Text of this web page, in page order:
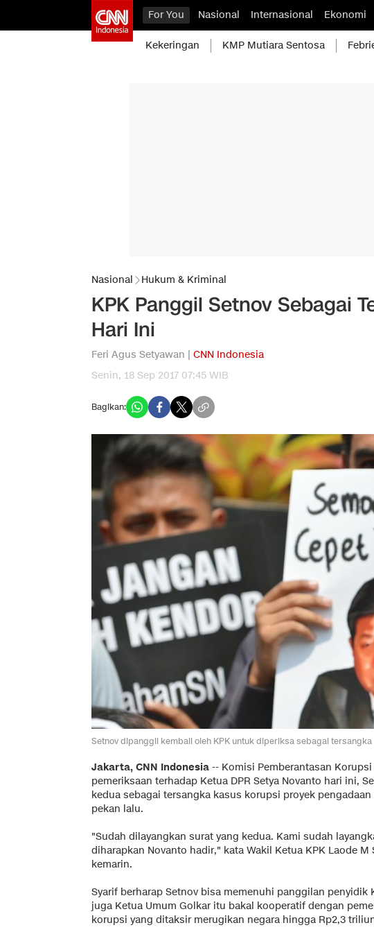
For You Nasional Internasional Ekonomi
Kekeringan KMP Mutiara Sentosa
Nasional Hukum & Kriminal
KPK Panggil Setnov Sebagai
Hari Ini
Feri Agus Setyawan | CNN Indonesia
Senin, 18 Sep 2017 07:45 WIB
Bagikan:
Setnov dipanggil kembali oleh KPK untuk diperiksa sebagai tersangka
Jakarta, CNN Indonesia -- Komisi Pemberantasan
pemeriksaan terhadap Ketua DPR Setya Novanto hari ini,
kedua sebagai tersangka kasus korupsi proyek
pekan lalu.
"Sudah dilayangkan surat yang kedua. Kami sudah
diharapkan Novanto hadir," kata Wakil Ketua KPK Laode M
kemarin.
Syarif berharap Setnov bisa memenuhi panggilan penyidik
juga Ketua Umum Golkar itu bakal kooperatif dengan
korupsi yang ditaksir merugikan negara hingga Rp2,3